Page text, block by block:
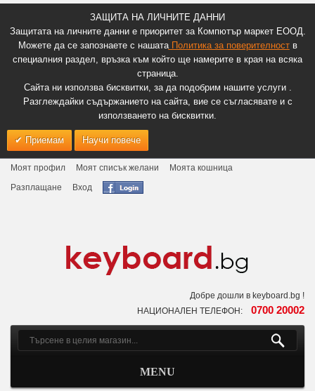
ЗАЩИТА НА ЛИЧНИТЕ ДАННИ
Защитата на личните данни е приоритет за Компютър маркет ЕООД.
Можете да се запознаете с нашатаПолитика за поверителноств
специалния раздел, връзка към който ще намерите в края на всяка
страница.
Сайта ни използва бисквитки, за да подобрим нашите услуги .
Разглеждайки съдържанието на сайта, вие се съгласявате и с
използването на бисквитки.
Приемам Научи повече
Моят профил Моят списък желани
Моята кошница
Разплащане
Вход
Добре дошли в keyboard.bg !
НАЦИОНАЛЕН ТЕЛЕФОН: 0700 20002
MENU